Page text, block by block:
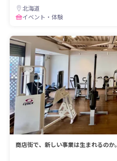
北海道
イベント・体験
商店街で、新しい事業は生まれるのか。